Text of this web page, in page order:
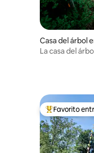
Casa del árbol
La casa del
Favorito entre
Favorito